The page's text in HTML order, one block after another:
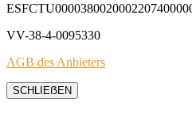
VV-38-4-0095330
AGB des Anbieters
SCHLIEẞEN